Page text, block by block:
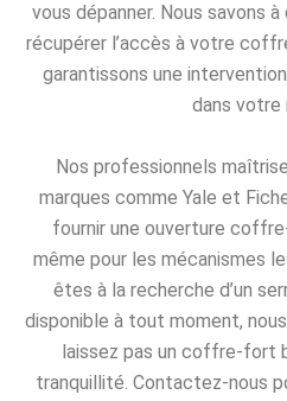
vous dépanner. Nous savons
récupérer l’accès à votre
garantissons une
dans votre
Nos professionnels
marques comme Yale et
fournir une ouverture
même pour les mécanismes
êtes à la recherche d’un
disponible à tout moment,
laissez pas un coffre-fort
tranquillité. Contactez-nous